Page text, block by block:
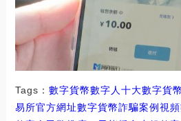
Tags： 數字貨幣數字人十大數字貨
易所官方網址數字貨幣詐騙案例視